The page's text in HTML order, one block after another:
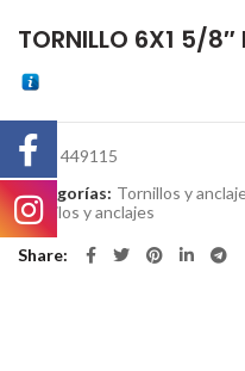
TORNILLO 6X1 5/8″
SKU: 449115
Categorías: Tornillos y
Tornilos y anclajes
Share